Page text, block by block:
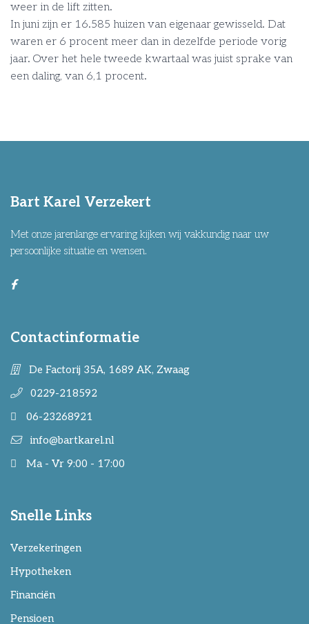
weer in de lift zitten.
In juni zijn er 16.585 huizen van eigenaar gewisseld. Dat
waren er 6 procent meer dan in dezelfde periode vorig
jaar. Over het hele tweede kwartaal was juist sprake van
een daling, van 6,1 procent.
Bart Karel Verzekert
Met onze jarenlange ervaring kijken wij vakkundig naar uw
persoonlijke situatie en wensen.
Contactinformatie
De Factorij 35A, 1689 AK, Zwaag
0229-218592
06-23268921
info@bartkarel.nl
Ma - Vr 9:00 - 17:00
Snelle Links
Verzekeringen
Hypotheken
Financiën
Pensioen